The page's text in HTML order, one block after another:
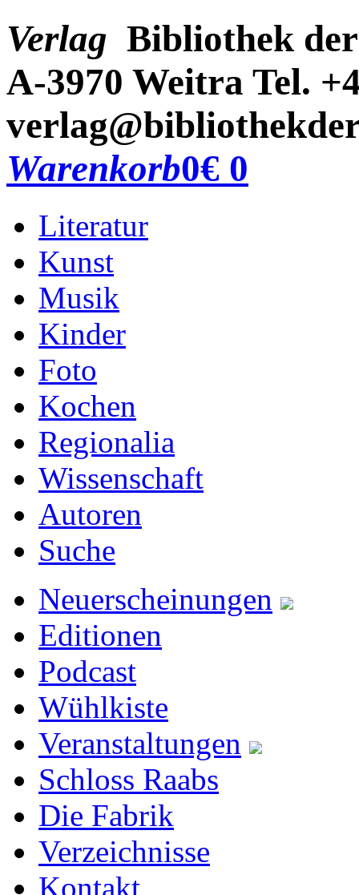
Verlag Bibliothek
A-3970 Weitra Tel.
Warenkorb0€ 0
Literatur
Kunst
Musik
Kinder
Foto
Kochen
Regionalia
Wissenschaft
Autoren
Suche
Neuerscheinungen
Editionen
Podcast
Wühlkiste
Veranstaltungen
Schloss Raabs
Die Fabrik
Verzeichnisse
Kontakt